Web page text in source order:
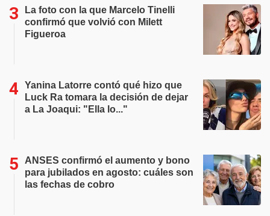
La foto con la que Marcelo Tinelli
confirmó que volvió con Milett
Figueroa
Yanina Latorre contó qué hizo que
Luck Ra tomara la decisión de dejar
a La Joaqui: "Ella lo..."
ANSES confirmó el aumento y bono
para jubilados en agosto: cuáles son
las fechas de cobro